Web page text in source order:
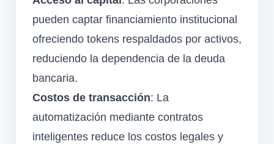
pueden captar financiamiento institucional
ofreciendo tokens respaldados por activos,
reduciendo la dependencia de la deuda
bancaria.
Costos de transacción: La
automatización mediante contratos
inteligentes reduce los costos legales y